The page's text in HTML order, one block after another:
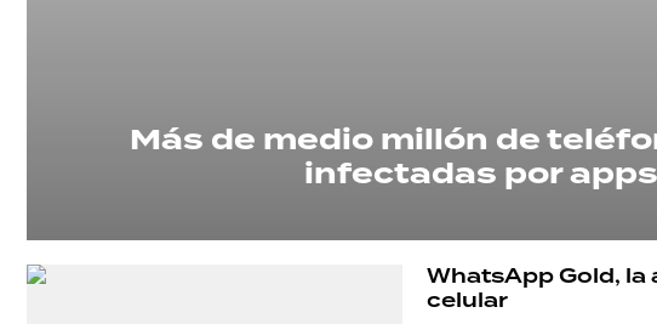
Más de medio millón de
infectadas por
WhatsApp Gold,
celular
SHOW